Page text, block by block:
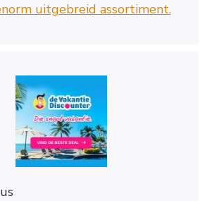
uitgebreid assortiment.